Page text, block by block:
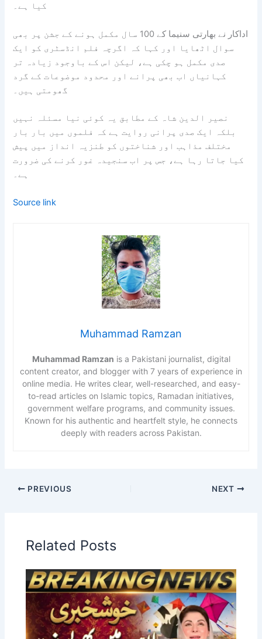
کیا ہے۔
اداکار نے بھارتی سنیما کے 100 سال مکمل ہونے کے جشن پر بھی
سوال اٹھایا اور کہا کہ اگرچہ فلم انڈسٹری کو ایک
صدی مکمل ہو چکی ہے، لیکن اس کے باوجود زیادہ تر
کہانیاں اب بھی پرانے اور محدود موضوعات کے گرد
گھومتی ہیں۔
نصیر الدین شاہ کے مطابق یہ کوئی نیا مسئلہ نہیں
بلکہ ایک صدی پرانی روایت ہے کہ فلموں میں بار بار
مختلف مذاہب اور شناختوں کو طنزیہ انداز میں پیش
کیا جاتا رہا ہے، جس پر اب سنجیدہ غور کرنے کی ضرورت
ہے۔
Source link
Muhammad Ramzan
Muhammad Ramzan is a Pakistani journalist, digital
content creator, and blogger with 7 years of experience in
online media. He writes clear, well-researched, and easy-
to-read articles on Islamic topics, Ramadan initiatives,
government welfare programs, and community issues.
Known for his authentic and heartfelt style, he connects
deeply with readers across Pakistan.
PREVIOUS NEXT
Related Posts